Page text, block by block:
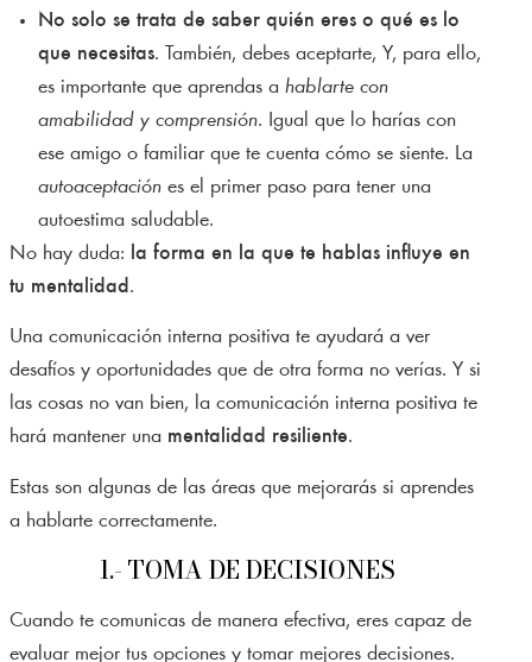
No solo se trata de saber quién eres o qué es lo
que necesitas. También, debes aceptarte, Y, para ello,
es importante que aprendas ahablarte con
amabilidad y comprensión. Igual que lo harías con
ese amigo o familiar que te cuenta cómo se siente. La
autoaceptación es el primer paso para tener una
autoestima saludable.
No hay duda: la forma en la que te hablas influye en
tu mentalidad.
Una comunicación interna positiva te ayudará a ver
desafíos y oportunidades que de otra forma no verías. Y si
las cosas no van bien, la comunicación interna positiva te
hará mantener una mentalidad resiliente.
Estas son algunas de las áreas que mejorarás si aprendes
a hablarte correctamente.
1.- TOMA DE DECISIONES
Cuando te comunicas de manera efectiva, eres capaz de
evaluar mejor tus opciones y tomar mejores decisiones.